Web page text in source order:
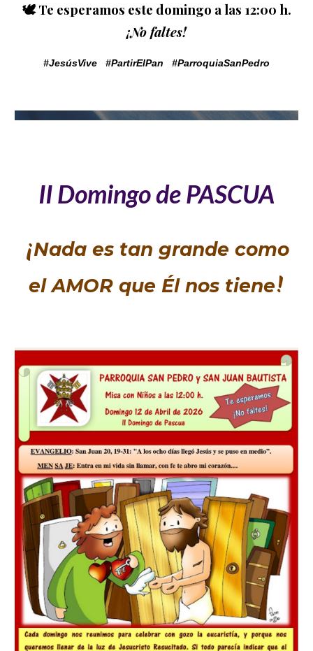
🕊️ Te esperamos este domingo a las 12:00 h.
¡No faltes!
#JesúsVive #PartirElPan #ParroquiaSanPedro
II Domingo de PASCUA
¡Nada es tan grande como
elAMORque Él nos tiene!